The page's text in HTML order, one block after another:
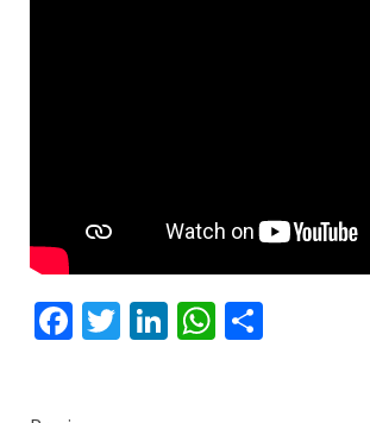
Facebook
Twitter
LinkedIn
WhatsApp